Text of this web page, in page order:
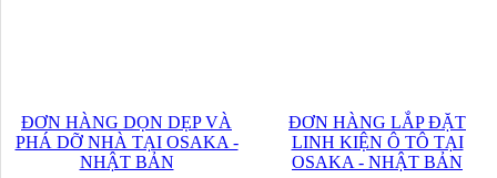
ĐƠN HÀNG DỌN DẸP VÀ
PHÁ DỠ NHÀ TẠI OSAKA -
NHẬT BẢN
ĐƠN HÀNG LẮP ĐẶT
LINH KIỆN Ô TÔ TẠI
OSAKA - NHẬT BẢN